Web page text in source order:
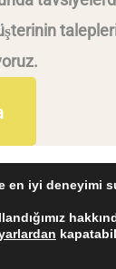
Ltd. 2023. All
Şartları
en iyi deneyimi